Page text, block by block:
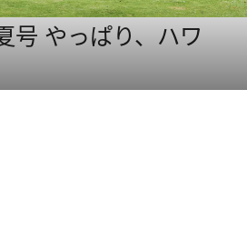
号 やっぱり、ハワ